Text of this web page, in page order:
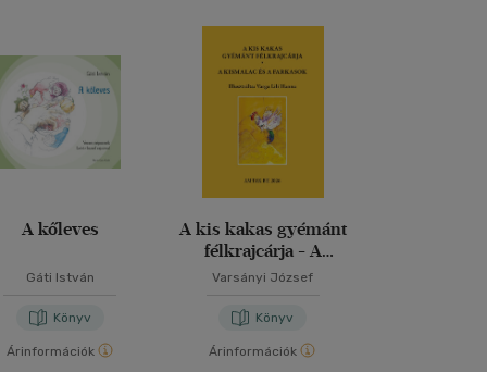
A kőleves
Gáti István
Könyv
Árinformációk
A kis kakas gyémánt
félkrajcárja - A
kismalac és a farkasok
Varsányi József
Könyv
Árinformációk